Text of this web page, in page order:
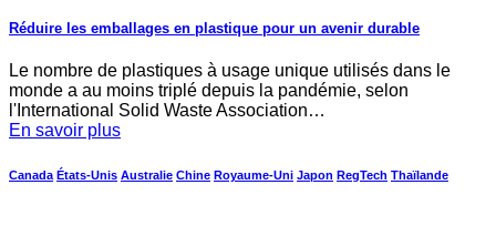
Réduire les emballages en plastique pour un avenir durable
Le nombre de plastiques à usage unique utilisés dans le
monde a au moins triplé depuis la pandémie, selon
l'International Solid Waste Association…
En savoir plus
Canada États-Unis Australie Chine Royaume-Uni Japon RegTech Thaïlande